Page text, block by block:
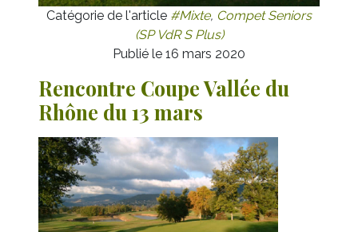
Catégorie de l'article #Mixte, Compet Seniors
(SP VdR S Plus)
Publié le 16 mars 2020
Rencontre Coupe Vallée du
Rhône du 13 mars